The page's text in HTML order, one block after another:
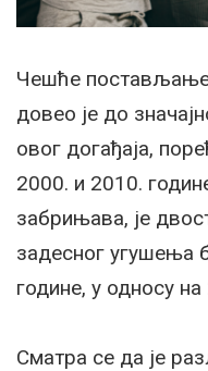
Чешће постављање
довео је до
овог догађаја,
2000. и 2010.
забрињава, је
задесног угушења
године, у односу
Сматра се да је